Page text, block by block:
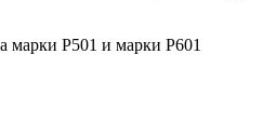
марки Р501 и марки Р601